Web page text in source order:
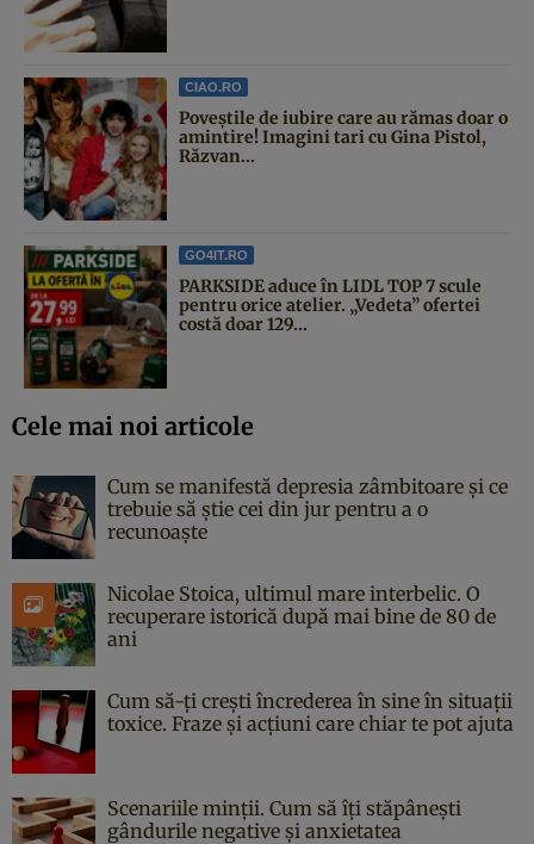
CIAO.RO
Poveştile de iubire care au rămas doar o
amintire! Imagini tari cu Gina Pistol,
Răzvan...
GO4IT.RO
PARKSIDE aduce în LIDL TOP 7 scule
pentru orice atelier. „Vedeta” ofertei
costă doar 129...
Cele mai noi articole
Cum se manifestă depresia zâmbitoare și ce
trebuie să știe cei din jur pentru a o
recunoaște
Nicolae Stoica, ultimul mare interbelic. O
recuperare istorică după mai bine de 80 de
ani
Cum să-ți crești încrederea în sine în situații
toxice. Fraze și acțiuni care chiar te pot ajuta
Scenariile minții. Cum să îți stăpânești
gândurile negative și anxietatea